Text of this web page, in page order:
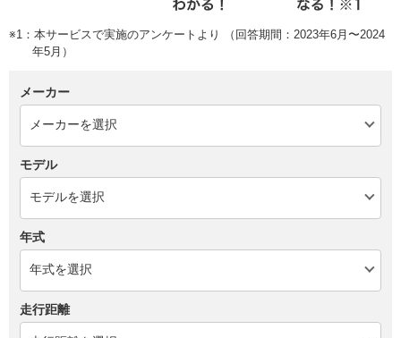
※1：本サービスで実施のアンケートより （回答期間：2023年6月〜2024
年5月）
メーカー
モデル
年式
走行距離